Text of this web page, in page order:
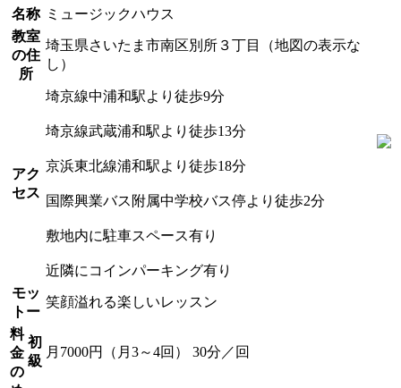
名称 ミュージックハウス
教室
の住
所
埼玉県さいたま市南区別所３丁目（地図の表示な
し）
アク
セス
埼京線中浦和駅より徒歩9分
埼京線武蔵浦和駅より徒歩13分
京浜東北線浦和駅より徒歩18分
国際興業バス附属中学校バス停より徒歩2分
敷地内に駐車スペース有り
近隣にコインパーキング有り
モッ
トー
笑顔溢れる楽しいレッスン
料
金
の
初
級
月7000円（月3～4回） 30分／回